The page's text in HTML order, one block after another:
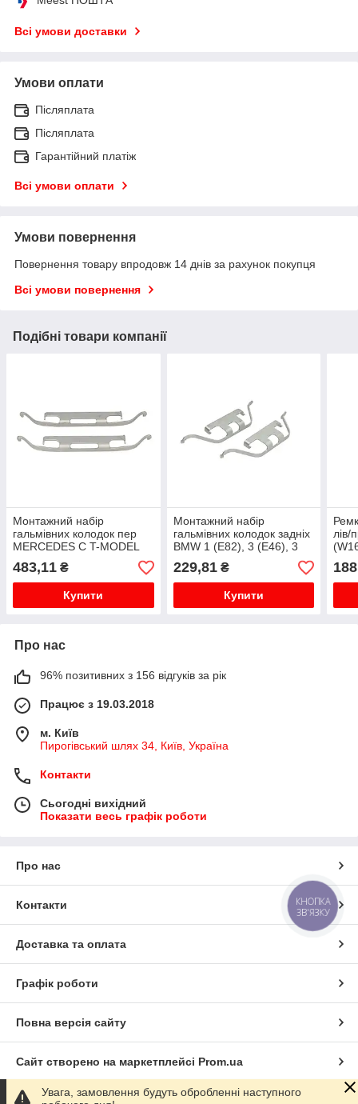
Всі умови доставки
Умови оплати
Післяплата
Післяплата
Гарантійний платіж
Всі умови оплати
Умови повернення
Повернення товару впродовж 14 днів за рахунок покупця
Всі умови повернення
Подібні товари компанії
Монтажний набір
гальмівних колодок пер
MERCEDES C T-MODEL
(S202), C (W202), E T-
MODEL (S210), E T-
MODEL (S211), E (W210),
483,11 ₴
Купити
Монтажний набір
гальмівних колодок задніх
BMW 1 (E82), 3 (E46), 3
(E90), 3 (E91), 3 (E92), 3
(E93), 5 (E34), 5 (E60), 5
(E61), ...
229,81₴
Купити
лів/
Про нас
96% позитивних з 156 відгуків за рік
Працює з 19.03.2018
м. Київ
Пирогівський шлях 34, Київ, Україна
Контакти
Сьогодні вихідний
Показати весь графік роботи
Про нас
Контакти
Доставка та оплата
Графік роботи
Повна версія сайту
Сайт створено на маркетплейсі Prom.ua
Політика конфіденційності
Увага, замовлення будуть обробленні наступного
КНОПКА
ЗВ'ЯЗКУ